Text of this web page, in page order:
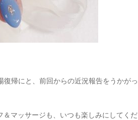
帰にと、前回からの近況報告をうかがっ
マッサージも、いつも楽しみにしてくだ